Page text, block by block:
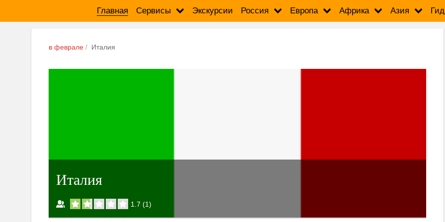
Главная Сервисы Экскурсии Россия Европа Африка Азия
в феврале Италия
Италия
1.7 (1)